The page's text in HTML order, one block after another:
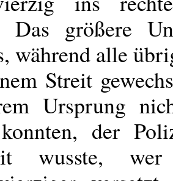
Das größere
während alle
Streit
Ursprung
der
wusste,